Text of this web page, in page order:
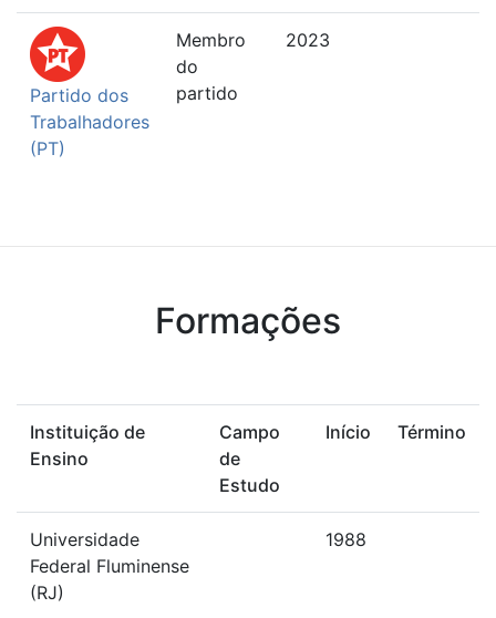
Partido dos
Trabalhadores
(PT)
Membro
do
partido
2023
Formações
Instituição de
Ensino
Campo
de
Estudo
Início Término
Universidade
Federal Fluminense
(RJ)
1988